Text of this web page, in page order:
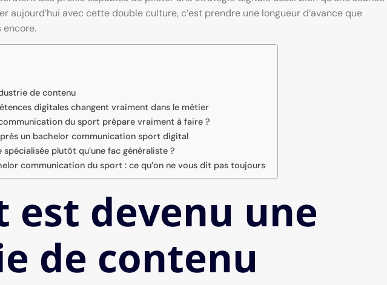
aujourd’hui avec cette double culture, c’est prendre une longueur d’avance que
encore.
de contenu
digitales changent vraiment dans le métier
du sport prépare vraiment à faire ?
un bachelor communication sport digital
plutôt qu’une fac généraliste ?
communication du sport : ce qu’on ne vous dit pas toujours
est devenu une
de contenu